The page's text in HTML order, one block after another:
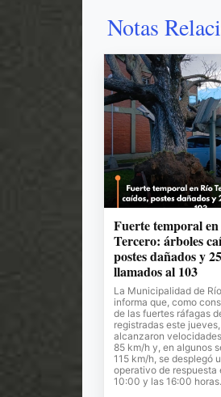
Notas
Fuerte temporal
Tercero: árboles
postes dañados y
llamados al 103
La Municipalidad de
informa que, como
de las fuertes ráfagas
registradas este
alcanzaron
85 km/h y, en algunos
115 km/h, se desplegó
operativo de respuesta
10:00 y las 16:00 horas.